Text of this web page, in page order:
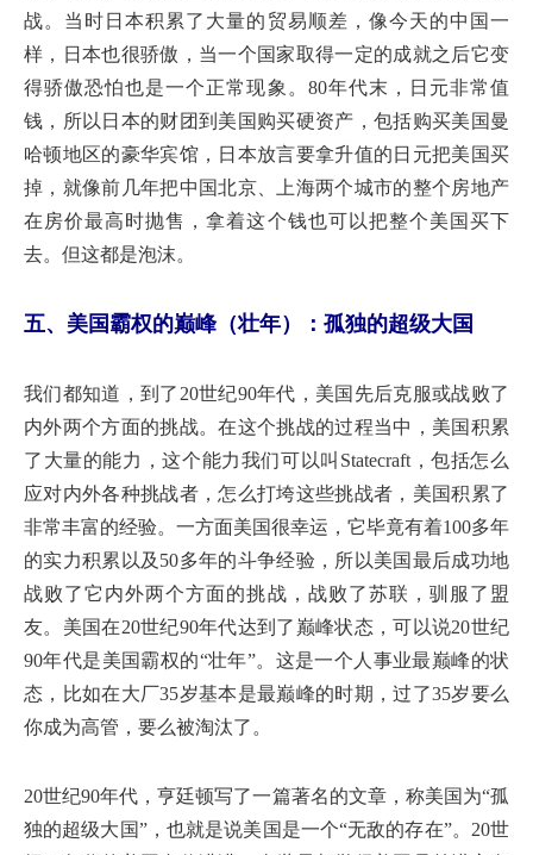
战。当时日本积累了大量的贸易顺差，像今天的中国一
样，日本也很骄傲，当一个国家取得一定的成就之后它变
得骄傲恐怕也是一个正常现象。80年代末，日元非常值
钱，所以日本的财团到美国购买硬资产，包括购买美国曼
哈顿地区的豪华宾馆，日本放言要拿升值的日元把美国买
掉，就像前几年把中国北京、上海两个城市的整个房地产
在房价最高时抛售，拿着这个钱也可以把整个美国买下
去。但这都是泡沫。
五、美国霸权的巅峰（壮年）：孤独的超级大国
我们都知道，到了20世纪90年代，美国先后克服或战败了
内外两个方面的挑战。在这个挑战的过程当中，美国积累
了大量的能力，这个能力我们可以叫Statecraft，包括怎么
应对内外各种挑战者，怎么打垮这些挑战者，美国积累了
非常丰富的经验。一方面美国很幸运，它毕竟有着100多年
的实力积累以及50多年的斗争经验，所以美国最后成功地
战败了它内外两个方面的挑战，战败了苏联，驯服了盟
友。美国在20世纪90年代达到了巅峰状态，可以说20世纪
90年代是美国霸权的“壮年”。这是一个人事业最巅峰的状
态，比如在大厂35岁基本是最巅峰的时期，过了35岁要么
你成为高管，要么被淘汰了。
20世纪90年代，亨廷顿写了一篇著名的文章，称美国为“孤
独的超级大国”，也就是说美国是一个“无敌的存在”。20世